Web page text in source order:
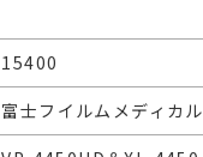
15400
富士フイルムメディカル